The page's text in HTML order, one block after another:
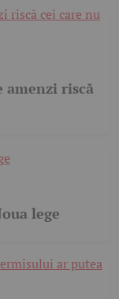
amenzi riscă
lege